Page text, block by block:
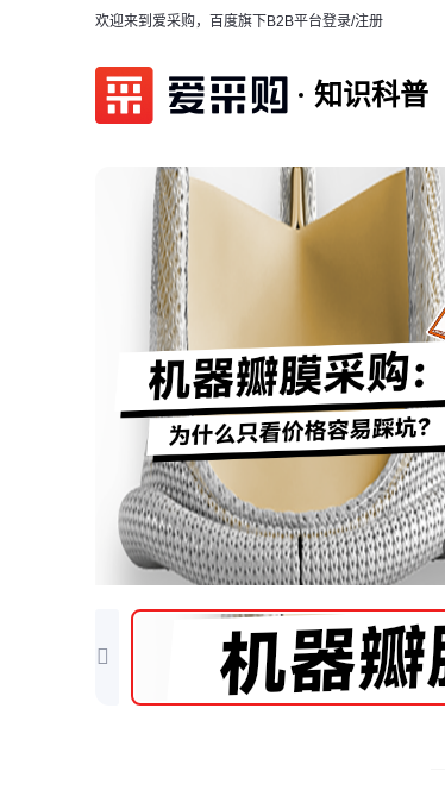
欢迎来到爱采购，百度旗下B2B平台登录/注册
知识科普